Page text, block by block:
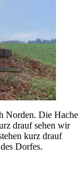
Norden. Die Hache
drauf sehen wir
kurz drauf
Dorfes.